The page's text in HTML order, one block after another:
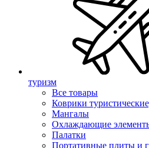
туризм
Все товары
Коврики
Мангалы
Охлаждающие
Палатки
Портативные плиты и